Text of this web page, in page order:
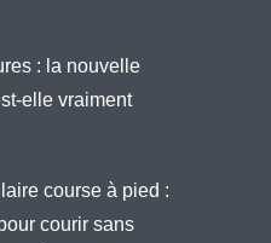
: la nouvelle
elle vraiment
course à pied :
courir sans